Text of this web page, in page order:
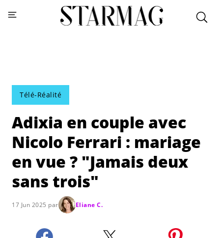
Télé-Réalité
Adixia en couple avec
Nicolo Ferrari : mariage
en vue ? "Jamais deux
sans trois"
17 Jun 2025 par Eliane C.